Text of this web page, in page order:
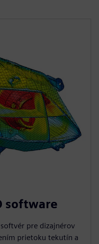
software
pre dizajnérov
prietoku tekutín a